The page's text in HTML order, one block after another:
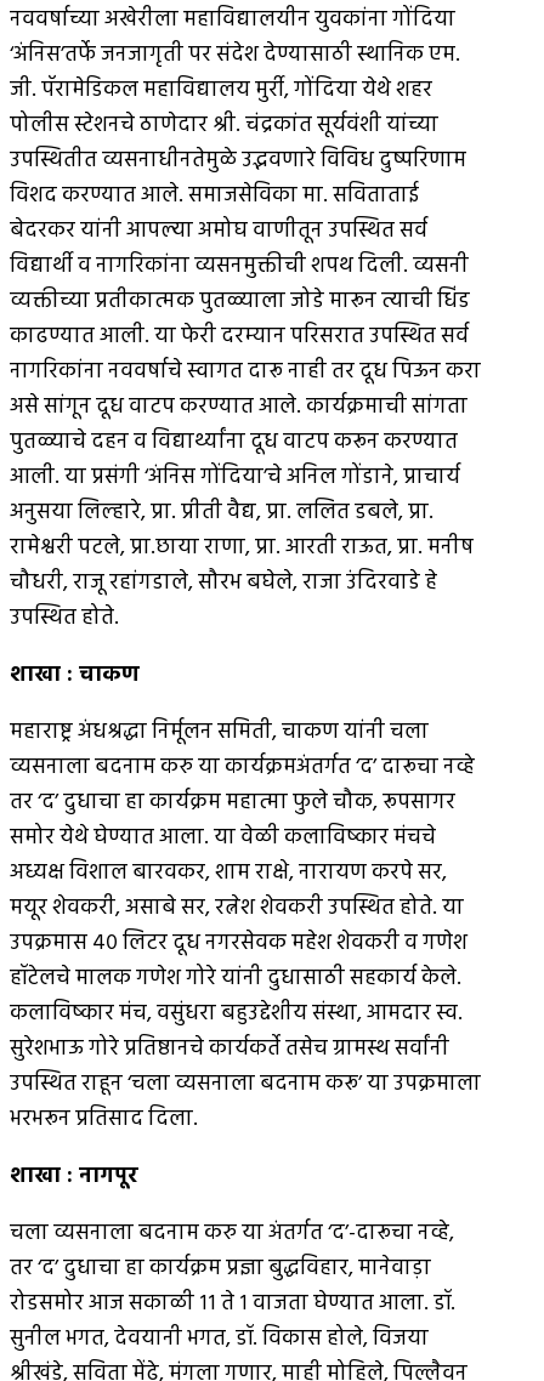
नववर्षाच्या अखेरीला महाविद्यालयीन युवकांना गोंदिया
‘अंनिस’तर्फे जनजागृती पर संदेश देण्यासाठी स्थानिक एम.
जी. पॅरामेडिकल महाविद्यालय मुर्री, गोंदिया येथे शहर
पोलीस स्टेशनचे ठाणेदार श्री. चंद्रकांत सूर्यवंशी यांच्या
उपस्थितीत व्यसनाधीनतेमुळे उद्भवणारे विविध दुष्परिणाम
विशद करण्यात आले. समाजसेविका मा. सविताताई
बेदरकर यांनी आपल्या अमोघ वाणीतून उपस्थित सर्व
विद्यार्थी व नागरिकांना व्यसनमुक्तीची शपथ दिली. व्यसनी
व्यक्तीच्या प्रतीकात्मक पुतळ्याला जोडे मारून त्याची धिंड
काढण्यात आली. या फेरी दरम्यान परिसरात उपस्थित सर्व
नागरिकांना नववर्षाचे स्वागत दारू नाही तर दूध पिऊन करा
असे सांगून दूध वाटप करण्यात आले. कार्यक्रमाची सांगता
पुतळ्याचे दहन व विद्यार्थ्यांना दूध वाटप करून करण्यात
आली. या प्रसंगी ‘अंनिस गोंदिया’चे अनिल गोंडाने, प्राचार्य
अनुसया लिल्हारे, प्रा. प्रीती वैद्य, प्रा. ललित डबले, प्रा.
रामेश्वरी पटले, प्रा.छाया राणा, प्रा. आरती राऊत, प्रा. मनीष
चौधरी, राजू रहांगडाले, सौरभ बघेले, राजा उंदिरवाडे हे
उपस्थित होते.
शाखा : चाकण
महाराष्ट्र अंधश्रद्धा निर्मूलन समिती, चाकण यांनी चला
व्यसनाला बदनाम करु या कार्यक्रमअंतर्गत ‘द’ दारूचा नव्हे
तर ‘द’ दुधाचा हा कार्यक्रम महात्मा फुले चौक, रूपसागर
समोर येथे घेण्यात आला. या वेळी कलाविष्कार मंचचे
अध्यक्ष विशाल बारवकर, शाम राक्षे, नारायण करपे सर,
मयूर शेवकरी, असाबे सर, रत्नेश शेवकरी उपस्थित होते. या
उपक्रमास ४० लिटर दूध नगरसेवक महेश शेवकरी व गणेश
हॉटेलचे मालक गणेश गोरे यांनी दुधासाठी सहकार्य केले.
कलाविष्कार मंच, वसुंधरा बहुउद्देशीय संस्था, आमदार स्व.
सुरेशभाऊ गोरे प्रतिष्ठानचे कार्यकर्ते तसेच ग्रामस्थ सर्वांनी
उपस्थित राहून ‘चला व्यसनाला बदनाम करू’ या उपक्रमाला
भरभरून प्रतिसाद दिला.
शाखा : नागपूर
चला व्यसनाला बदनाम करु या अंतर्गत ‘द’-दारूचा नव्हे,
तर ‘द’ दुधाचा हा कार्यक्रम प्रज्ञा बुद्धविहार, मानेवाड़ा
रोडसमोर आज सकाळी ११ ते १ वाजता घेण्यात आला. डॉ.
सुनील भगत, देवयानी भगत, डॉ. विकास होले, विजया
श्रीखंडे, सविता मेंढे, मंगला गणार, माही मोहिले, पिल्लैवन